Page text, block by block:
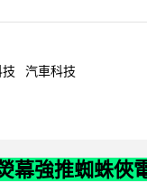
汽車科技
幕強推蜘蛛俠